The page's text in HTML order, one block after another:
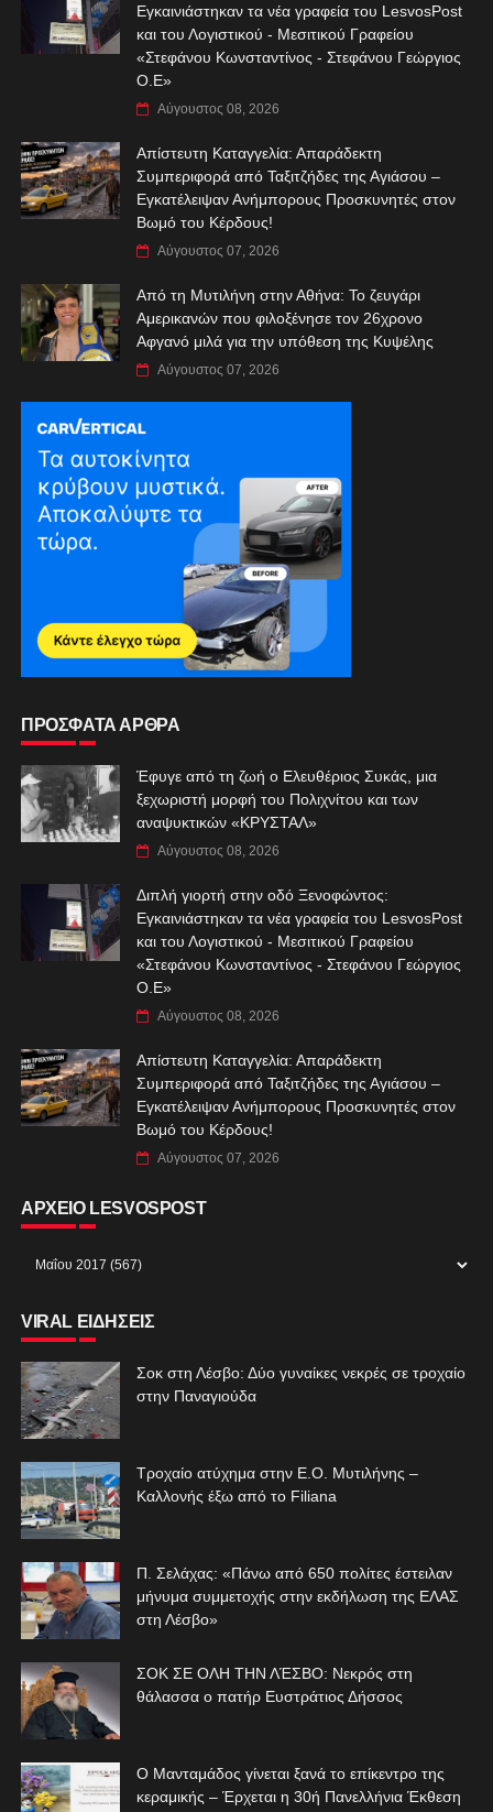
Εγκαινιάστηκαν τα νέα γραφεία του LesvosPost
και του Λογιστικού - Μεσιτικού Γραφείου
«Στεφάνου Κωνσταντίνος - Στεφάνου Γεώργιος
Ο.Ε»
Αύγουστος 08, 2026
Απίστευτη Καταγγελία: Απαράδεκτη
Συμπεριφορά από Ταξιτζήδες της Αγιάσου –
Εγκατέλειψαν Ανήμπορους Προσκυνητές στον
Βωμό του Κέρδους!
Αύγουστος 07, 2026
Από τη Μυτιλήνη στην Αθήνα: Το ζευγάρι
Αμερικανών που φιλοξένησε τον 26χρονο
Αφγανό μιλά για την υπόθεση της Κυψέλης
Αύγουστος 07, 2026
ΠΡΟΣΦΑΤΑ ΑΡΘΡΑ
Έφυγε από τη ζωή ο Ελευθέριος Συκάς, μια
ξεχωριστή μορφή του Πολιχνίτου και των
αναψυκτικών «ΚΡΥΣΤΑΛ»
Αύγουστος 08, 2026
Διπλή γιορτή στην οδό Ξενοφώντος:
Εγκαινιάστηκαν τα νέα γραφεία του LesvosPost
και του Λογιστικού - Μεσιτικού Γραφείου
«Στεφάνου Κωνσταντίνος - Στεφάνου Γεώργιος
Ο.Ε»
Αύγουστος 08, 2026
Απίστευτη Καταγγελία: Απαράδεκτη
Συμπεριφορά από Ταξιτζήδες της Αγιάσου –
Εγκατέλειψαν Ανήμπορους Προσκυνητές στον
Βωμό του Κέρδους!
Αύγουστος 07, 2026
ΑΡΧΕΙΟ LESVOSPOST
VIRAL ΕΙΔΗΣΕΙΣ
Σοκ στη Λέσβο: Δύο γυναίκες νεκρές σε τροχαίο
στην Παναγιούδα
Τροχαίο ατύχημα στην Ε.Ο. Μυτιλήνης –
Καλλονής έξω από το Filiana
Π. Σελάχας: «Πάνω από 650 πολίτες έστειλαν
μήνυμα συμμετοχής στην εκδήλωση της ΕΛΑΣ
στη Λέσβο»
ΣΟΚ ΣΕ ΟΛΗ ΤΗΝ ΛΈΣΒΟ: Νεκρός στη
θάλασσα ο πατήρ Ευστράτιος Δήσσος
Ο Μανταμάδος γίνεται ξανά το επίκεντρο της
κεραμικής – Έρχεται η 30ή Πανελλήνια Έκθεση